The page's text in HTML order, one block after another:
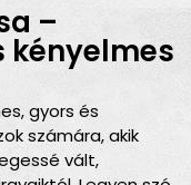
–
kényelmes
gyors és
számára, akik
vált,